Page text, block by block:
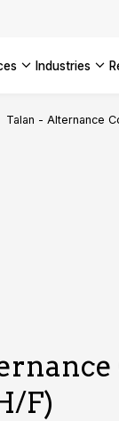
industries
Talan - Alternance
F)